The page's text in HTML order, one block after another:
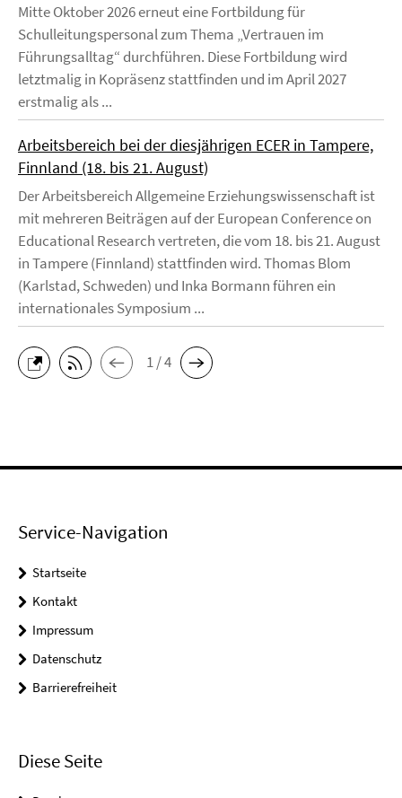
Mitte Oktober 2026 erneut eine Fortbildung für
Schulleitungspersonal zum Thema „Vertrauen im
Führungsalltag“ durchführen. Diese Fortbildung wird
letztmalig in Kopräsenz stattfinden und im April 2027
erstmalig als ...
Arbeitsbereich bei der diesjährigen ECER in Tampere,
Finnland (18. bis 21. August)
Der Arbeitsbereich Allgemeine Erziehungswissenschaft ist
mit mehreren Beiträgen auf der European Conference on
Educational Research vertreten, die vom 18. bis 21. August
in Tampere (Finnland) stattfinden wird. Thomas Blom
(Karlstad, Schweden) und Inka Bormann führen ein
internationales Symposium ...
1 / 4
Service-Navigation
Startseite
Kontakt
Impressum
Datenschutz
Barrierefreiheit
Diese Seite